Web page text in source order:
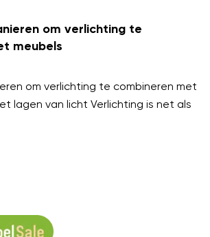
om verlichting te
meubels
om verlichting te combineren met
lagen van licht Verlichting is net als